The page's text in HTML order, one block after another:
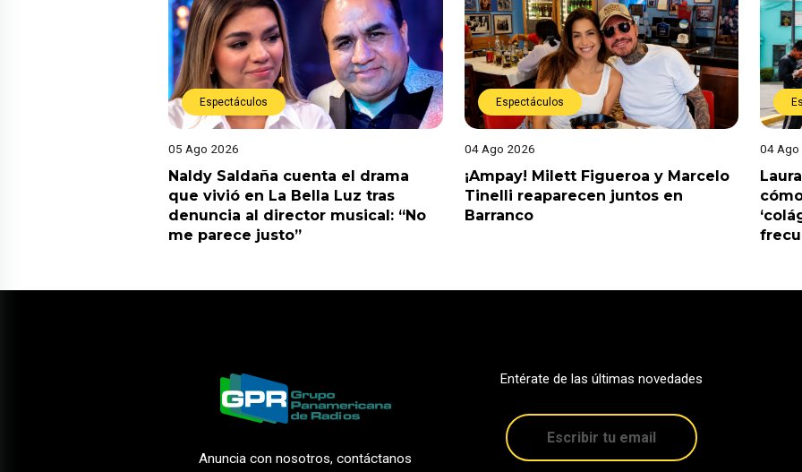
Espectáculos
05 Ago 2026
Naldy Saldaña cuenta el drama
que vivió en La Bella Luz tras
denuncia al director musical: “No
me parece justo”
Espectáculos
04 Ago 2026
¡Ampay! Milett Figueroa y Marcelo
Tinelli reaparecen juntos en
Barranco
04 Ago
Anuncia con nosotros, contáctanos
Entérate de las últimas novedades